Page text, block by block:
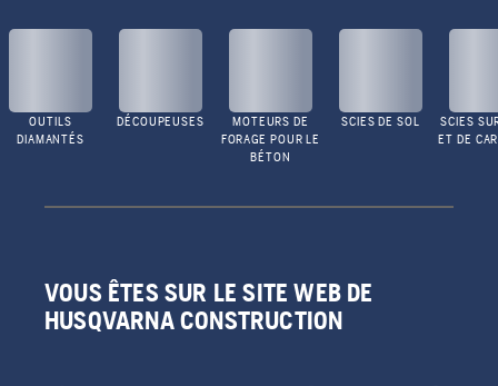
OUTILS
DIAMANTÉS
DÉCOUPEUSES
MOTEURS DE
FORAGE POUR LE
BÉTON
SCIES DE SOL
SCIES
ET DE
VOUS ÊTES SUR LE SITE WEB DE
HUSQVARNA CONSTRUCTION